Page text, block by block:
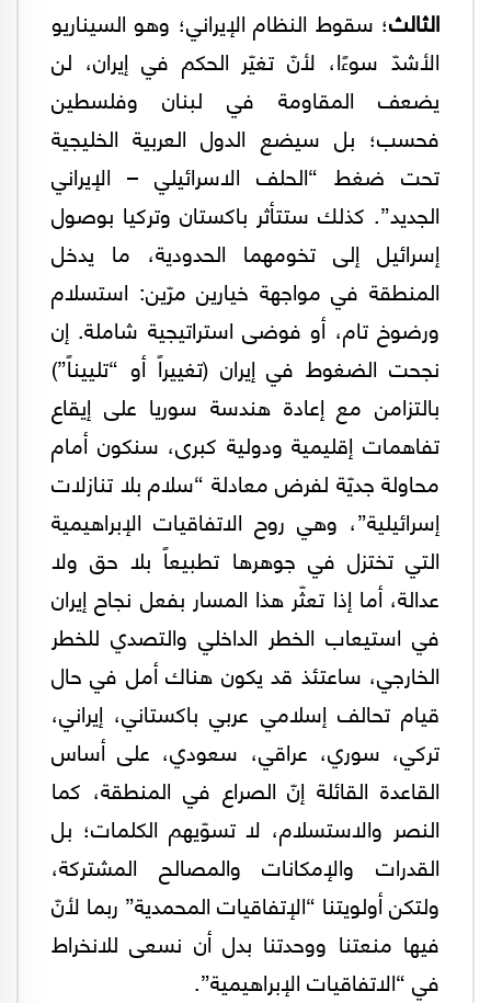
الثالث؛ سقوط النظام الإيراني؛ وهو السيناريو
الأشدّ سوءًا، لأنّ تغيّر الحكم في إيران، لن
يضعف المقاومة في لبنان وفلسطين
فحسب؛ بل سيضع الدول العربية الخليجية
تحت ضغط “الحلف الاسرائيلي – الإيراني
الجديد”. كذلك ستتأثر باكستان وتركيا بوصول
إسرائيل إلى تخومهما الحدودية، ما يدخل
المنطقة في مواجهة خيارين مرّين: استسلام
ورضوخ تام، أو فوضى استراتيجية شاملة. إن
نجحت الضغوط في إيران (تغييراً أو “تلييناً”)
بالتزامن مع إعادة هندسة سوريا على إيقاع
تفاهمات إقليمية ودولية كبرى، سنكون أمام
محاولة جديّة لفرض معادلة “سلام بلا تنازلات
إسرائيلية”، وهي روح الاتفاقيات الإبراهيمية
التي تختزل في جوهرها تطبيعاً بلا حق ولا
عدالة، أما إذا تعثّر هذا المسار بفعل نجاح إيران
في استيعاب الخطر الداخلي والتصدي للخطر
الخارجي، ساعتئذ قد يكون هناك أمل في حال
قيام تحالف إسلامي عربي باكستاني، إيراني،
تركي، سوري، عراقي، سعودي، على أساس
القاعدة القائلة إنّ الصراع في المنطقة، كما
النصر والاستسلام، لا تسوّيهم الكلمات؛ بل
القدرات والإمكانات والمصالح المشتركة،
ولتكن أولويتنا “الإتفاقيات المحمدية” ربما لأنّ
فيها منعتنا ووحدتنا بدل أن نسعى للانخراط
في “الاتفاقيات الإبراهيمية”.